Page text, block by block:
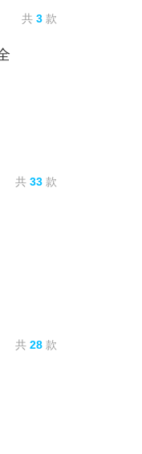
共 3 款
共 33 款
共 28 款